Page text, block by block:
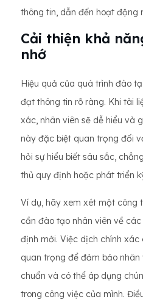
thông tin, dẫn đến hoạt động
Cải thiện khả
nhớ
Hiệu quả của quá trình đào
đạt thông tin rõ ràng. Khi tài
xác, nhân viên sẽ dễ hiểu và
này đặc biệt quan trọng đối
hỏi sự hiểu biết sâu sắc,
thủ quy định hoặc phát triển
Ví dụ, hãy xem xét một công
cần đào tạo nhân viên về
định mới. Việc dịch chính
quan trọng để đảm bảo
chuẩn và có thể áp dụng
trong công việc của mình.